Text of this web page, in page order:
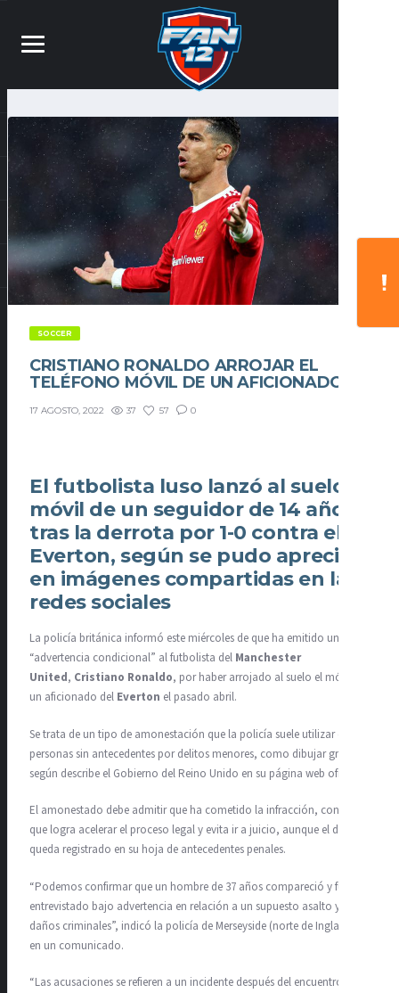
SOCCER
CRISTIANO RONALDO ARROJAR EL
TELÉFONO MÓVIL DE UN AFICIONADO
17 AGOSTO, 2022 37 57 0
El futbolista luso lanzó al suelo el
móvil de un seguidor de 14 años
tras la derrota por 1-0 contra el
Everton, según se pudo apreciar
en imágenes compartidas en las
redes sociales
La policía británica informó este miércoles de que ha emitido una
“advertencia condicional” al futbolista del Manchester
United, Cristiano Ronaldo, por haber arrojado al suelo el móvil de
un aficionado del Everton el pasado abril.
Se trata de un tipo de amonestación que la policía suele utilizar contra
personas sin antecedentes por delitos menores, como dibujar grafitis,
según describe el Gobierno del Reino Unido en su página web oficial.
El amonestado debe admitir que ha cometido la infracción, con lo
que logra acelerar el proceso legal y evita ir a juicio, aunque el delito
queda registrado en su hoja de antecedentes penales.
“Podemos confirmar que un hombre de 37 años compareció y fue
entrevistado bajo advertencia en relación a un supuesto asalto y
daños criminales”, indicó la policía de Merseyside (norte de Inglaterra)
en un comunicado.
“Las acusaciones se refieren a un incidente después del encuentro de